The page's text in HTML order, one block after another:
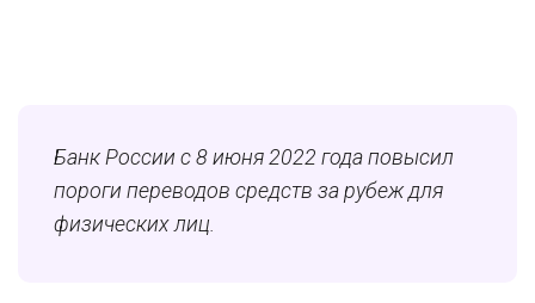
Банк России с 8 июня 2022 года повысил
пороги переводов средств за рубеж для
физических лиц.